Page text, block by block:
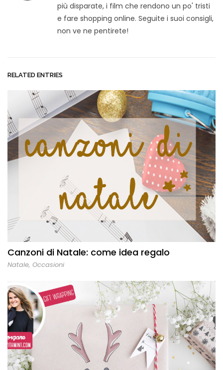
più disparate, i film che rendono un po' tristi
e fare shopping online. Seguite i suoi consigli,
non ve ne pentirete!
RELATED ENTRIES
Canzoni di Natale: come idea regalo
Natale, Occasioni